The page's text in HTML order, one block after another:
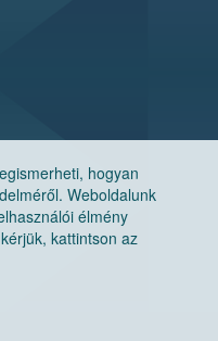
hogyan
Weboldalunk
élmény
kattintson az